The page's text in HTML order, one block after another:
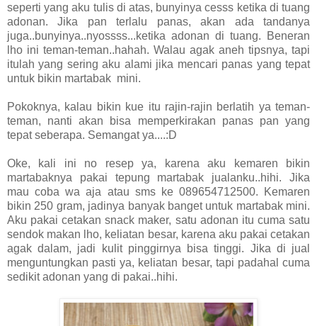
seperti yang aku tulis di atas, bunyinya cesss ketika di tuang
adonan. Jika pan terlalu panas, akan ada tandanya
juga..bunyinya..nyossss...ketika adonan di tuang. Beneran
lho ini teman-teman..hahah. Walau agak aneh tipsnya, tapi
itulah yang sering aku alami jika mencari panas yang tepat
untuk bikin martabak mini.
Pokoknya, kalau bikin kue itu rajin-rajin berlatih ya teman-
teman, nanti akan bisa memperkirakan panas pan yang
tepat seberapa. Semangat ya....:D
Oke, kali ini no resep ya, karena aku kemaren bikin
martabaknya pakai tepung martabak jualanku..hihi. Jika
mau coba wa aja atau sms ke 089654712500. Kemaren
bikin 250 gram, jadinya banyak banget untuk martabak mini.
Aku pakai cetakan snack maker, satu adonan itu cuma satu
sendok makan lho, keliatan besar, karena aku pakai cetakan
agak dalam, jadi kulit pinggirnya bisa tinggi. Jika di jual
menguntungkan pasti ya, keliatan besar, tapi padahal cuma
sedikit adonan yang di pakai..hihi.